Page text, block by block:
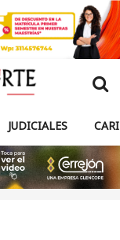
JUDICIALES